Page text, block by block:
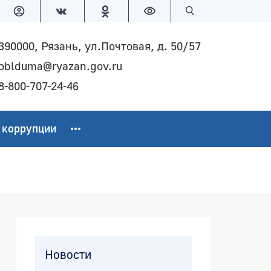
Версия для слабовидящих
Рязань, ул.Почтовая, д. 50/57
800-707-24-46
Новости